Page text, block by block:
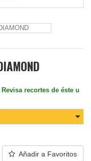
recortes de éste u
Añadir a Favoritos